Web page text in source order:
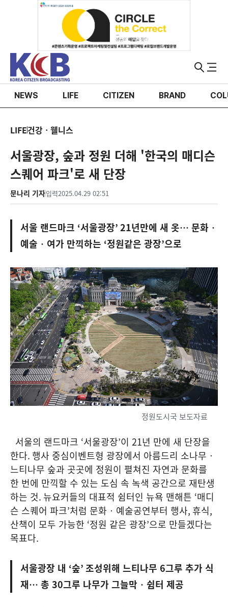
NEWS LIFE CITIZEN BRAND
LIFE건강ㆍ웰니스
서울광장, 숲과 정원 더해 '한국의 매디슨
스퀘어 파크'로 새 단장
문나리 기자입력2025.04.29 02:51
서울 랜드마크 ‘서울광장’ 21년만에 새 옷… 문화‧
예술‧여가 만끽하는 ‘정원같은 광장’으로
정원도시국 보도자료
서울의 랜드마크 ‘서울광장’이 21년 만에 새 단장을
한다.행사 중심이벤트형 광장에서 아름드리 소나무‧
느티나무 숲과 곳곳에 정원이 펼쳐진 자연과 문화를
한 번에 만끽할 수 있는 도심 속 녹색 공간으로 재탄생
하는 것. 뉴요커들의 대표적 쉼터인 뉴욕 맨해튼 ‘매디
슨 스퀘어 파크’처럼 문화‧예술공연부터 행사, 휴식,
산책이 모두 가능한 ‘정원 같은 광장’으로 만들겠다는
목표다.
서울광장 내 ‘숲’조성위해 느티나무 6그루 추가 식
재… 총 30그루 나무가 그늘막‧쉼터 제공